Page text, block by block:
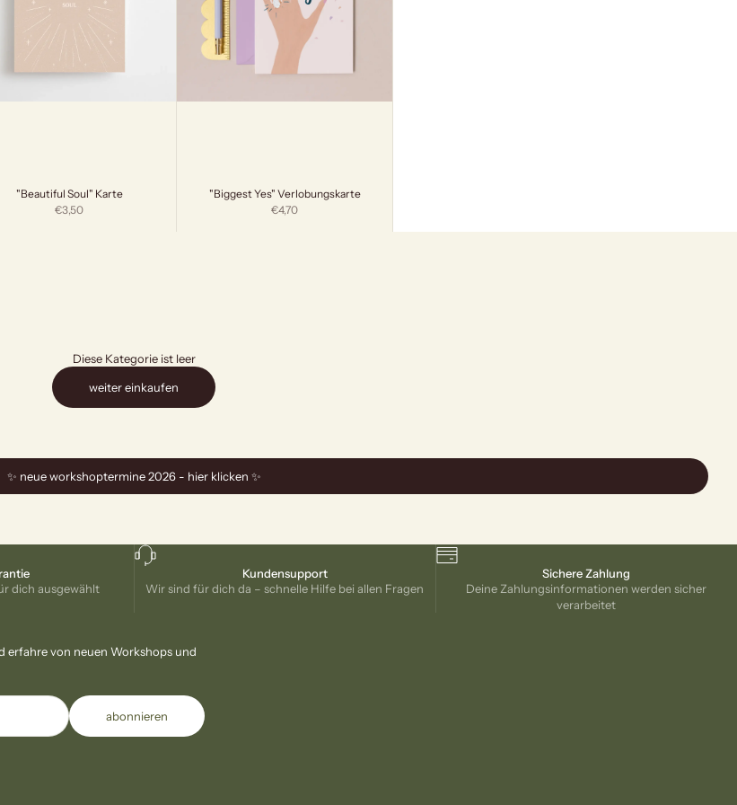
"Beautiful Soul" Karte
Angebot
€3,50
"Biggest Yes" Verlobungskarte
Angebot
€4,70
Diese Kategorie ist leer
weiter einkaufen
✨ neue workshoptermine 2026 - hier klicken ✨
dich ausgewählt
Kundensupport
Wir sind für dich da – schnelle Hilfe bei allen Fragen
Sichere Zahlung
Deine Zahlungsinformationen werden sicher
verarbeitet
erfahre von neuen Workshops und
abonnieren